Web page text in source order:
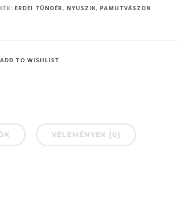
ERDEI TÜNDÉR, NYUSZIK, PAMUTVÁSZON
ADD TO WISHLIST
VÉLEMÉNYEK (0)